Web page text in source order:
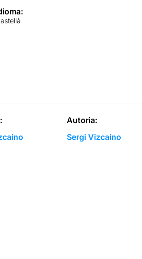
Autoria:
Sergi Vizcaíno